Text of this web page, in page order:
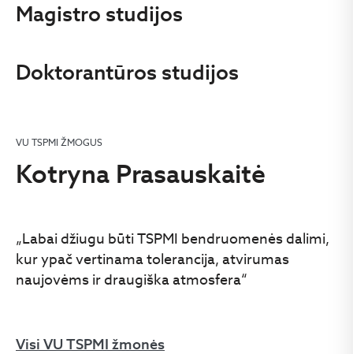
Magistro studijos
Doktorantūros studijos
VU TSPMI ŽMOGUS
Kotryna Prasauskaitė
„Labai džiugu būti TSPMI bendruomenės dalimi,
kur ypač vertinama tolerancija, atvirumas
naujovėms ir draugiška atmosfera“
Visi VU TSPMI žmonės